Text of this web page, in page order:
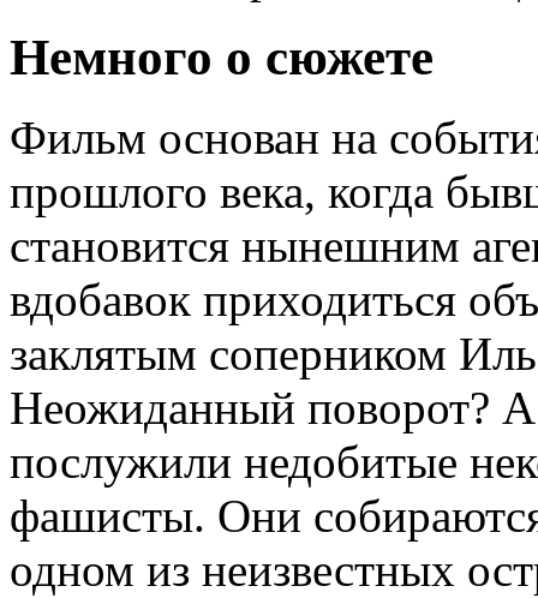
Немного о сюжете
Фильм основан на
прошлого века, когда
становится нынешним
вдобавок приходиться
заклятым соперником
Неожиданный поворот?
послужили недобитые
фашисты. Они
одном из неизвестных